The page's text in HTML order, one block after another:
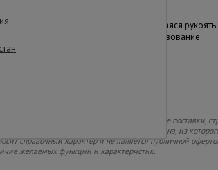
Самозаклинивающаяся
безопасное использование
технических характеристиках, комплекте поставки,
приблизительная и зависит от региона, из
справочный характер и не является публичной
желаемых функций и характеристик.